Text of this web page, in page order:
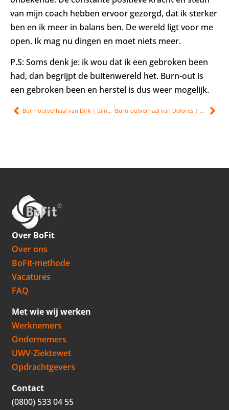
van mijn coach hebben ervoor gezorgd, dat ik sterker
ben en ik meer in balans ben. De wereld ligt voor me
open. Ik mag nu dingen en moet niets meer.
P.S: Soms denk je: ik wou dat ik een gebroken been
had, dan begrijpt de buitenwereld het. Burn-out is
een gebroken been en herstel is dus weer mogelijk.
Burn-outverhaal van Dirk | bijna burn-out Burn-outverhaal van Dolores | altijd moe
Over BoFit
Over ons
BoFit-methode
Vacatures
FAQ
Met wie wij werken
Werknemers
Ondernemers
UWV-Ziektewet
Opdrachtgevers
Contact
(0800) 533 04 55